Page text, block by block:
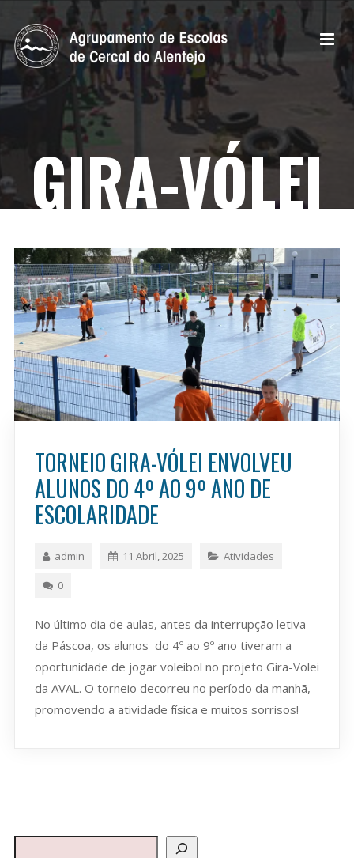
GIRA-VÓLEI
TORNEIO GIRA-VÓLEI ENVOLVEU
ALUNOS DO 4º AO 9º ANO DE
ESCOLARIDADE
admin 11 Abril, 2025 Atividades
0
No último dia de aulas, antes da interrupção letiva
da Páscoa, os alunos do 4º ao 9º ano tiveram a
oportunidade de jogar voleibol no projeto Gira-Volei
da AVAL. O torneio decorreu no período da manhã,
promovendo a atividade física e muitos sorrisos!